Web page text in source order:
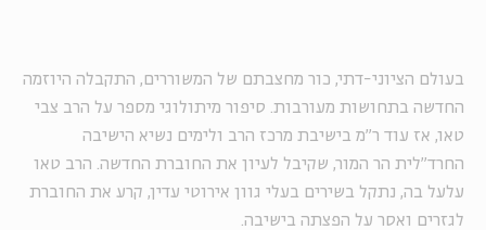
בעולם הציוני-דתי, כור מחצבתם של המשוררים, התקבלה היוזמה
החדשה בתחושות מעורבות. סיפור מיתולוגי מספר על הרב צבי
טאו, אז עוד ר"מ בישיבת מרכז הרב ולימים נשיא הישיבה
החרד"לית הר המור, שקיבל לעיון את החוברת החדשה. הרב טאו
עלעל בה, נתקל בשירים בעלי גוון אירוטי עדין, קרע את החוברת
לגזרים ואסר על הפצתה בישיבה.